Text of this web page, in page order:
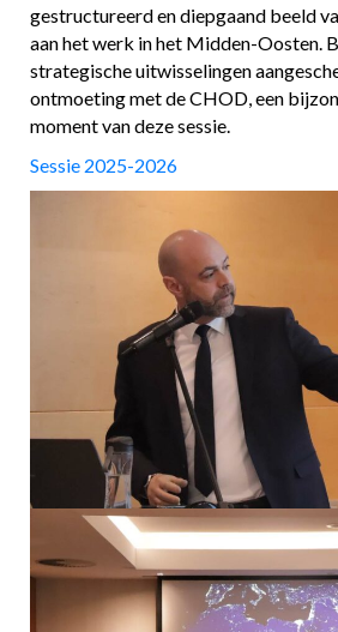
gestructureerd en diepgaand beeld
aan het werk in het Midden-Oosten.
strategische uitwisselingen
ontmoeting met de CHOD, een
moment van deze sessie.
Sessie 2025-2026